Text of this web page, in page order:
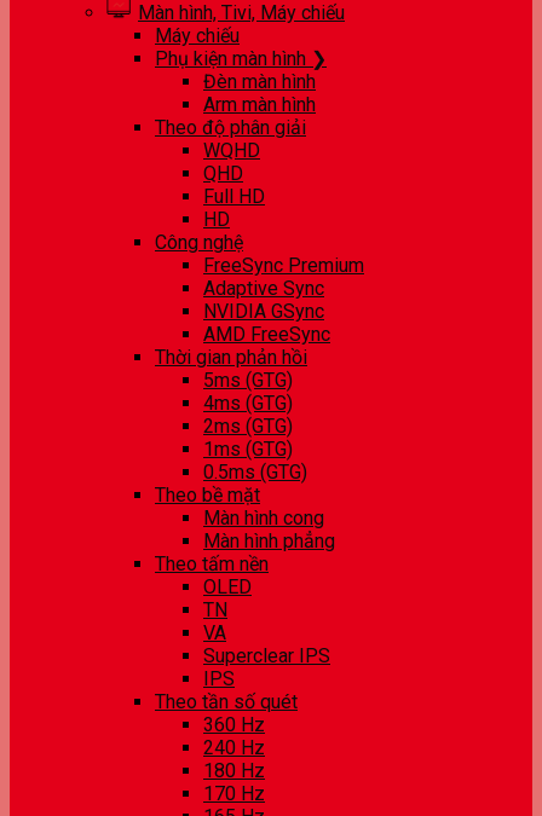
Màn hình, Tivi, Máy chiếu
Máy chiếu
Phụ kiện màn hình ❯
Đèn màn hình
Arm màn hình
Theo độ phân giải
WQHD
QHD
Full HD
HD
Công nghệ
FreeSync Premium
Adaptive Sync
NVIDIA GSync
AMD FreeSync
Thời gian phản hồi
5ms (GTG)
4ms (GTG)
2ms (GTG)
1ms (GTG)
0.5ms (GTG)
Theo bề mặt
Màn hình cong
Màn hình phẳng
Theo tấm nền
OLED
TN
VA
Superclear IPS
IPS
Theo tần số quét
360 Hz
240 Hz
180 Hz
170 Hz